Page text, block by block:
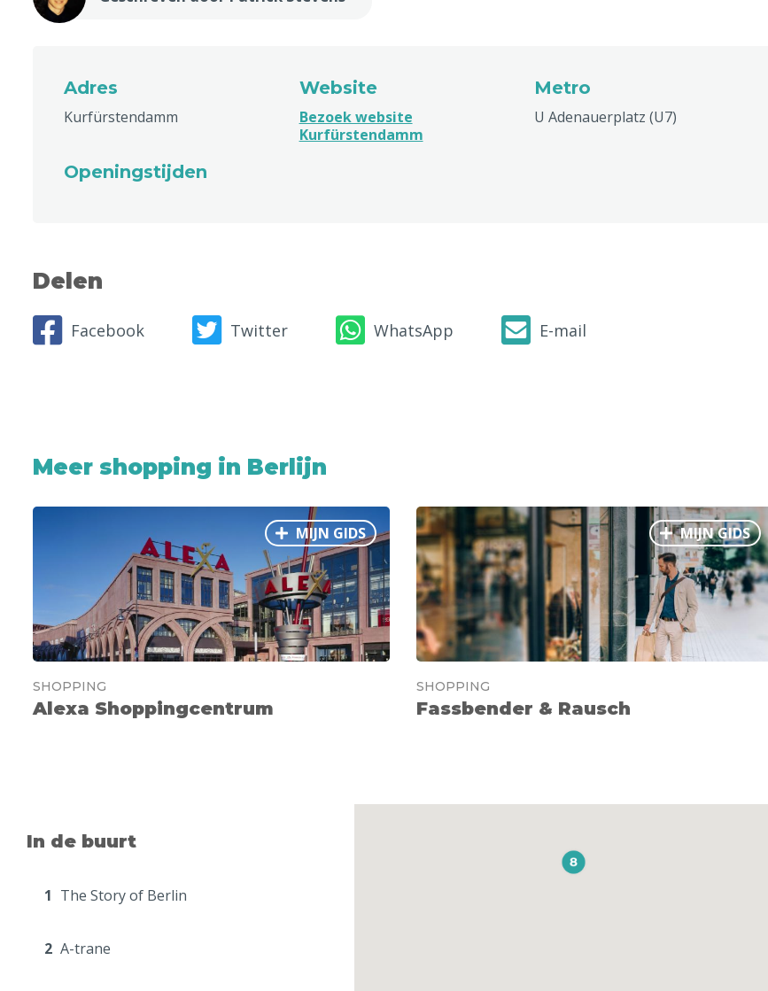
Adres
Kurfürstendamm
Website
Bezoek website
Kurfürstendamm
Metro
U Adenauerplatz (U7)
Openingstijden
Delen
Facebook Twitter WhatsApp E-mail
Meer shopping in Berlijn
MIJN GIDS
SHOPPING
Alexa Shoppingcentrum
MIJN GIDS
SHOPPING
Fassbender & Rausch
In de buurt
1 The Story of Berlin
2 A-trane